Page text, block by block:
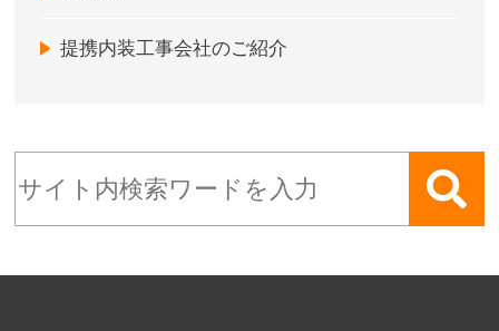
提携内装工事会社のご紹介